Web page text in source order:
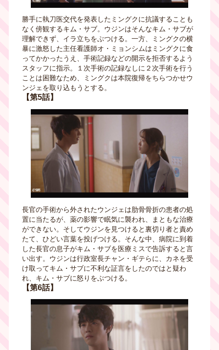
勝手に執刀医交代を発表したミングクに抗議することも
なく傍観するキム・サブ。ウジンはそんなキム・サブが
理解できず、イラ立ちをぶつける。一方、ミングクの横
暴に激怒した主任看護師オ・ミョンシムはミングクに食
ってかかったうえ、手術記録などの開示を拒否するよう
スタッフに指示。１次手術の記録なしに２次手術を行う
ことは困難なため、ミングクは本院復帰をちらつかせウ
ンジェを取り込もうとする。
【第5話】
長官の手術から外されたウンジェは肋骨骨折の患者の処
置に当たるが、薬の影響で眠気に襲われ、まともな治療
ができない。そしてウジンを見つけると裏切り者と責め
たて、ひどい言葉を投げつける。そんな中、病院に到着
した長官の息子がキム・サブを医療ミスで告訴すると言
い出す。ウジンは行政室長チャン・ギテらに、カネを受
け取ってキム・サブに不利な証言をしたのではと疑わ
れ、キム・サブに怒りをぶつける。
【第6話】